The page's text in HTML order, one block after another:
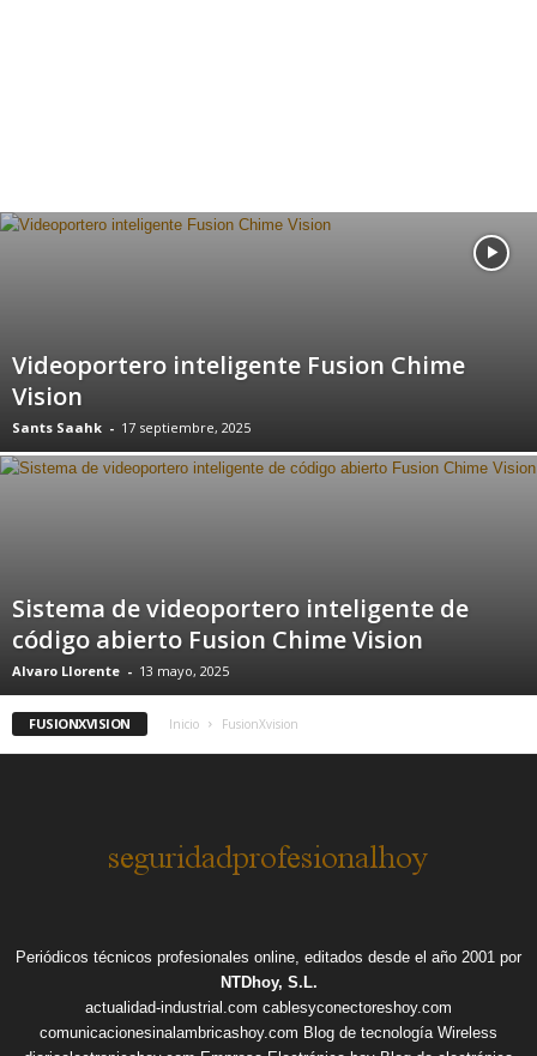
Videoportero inteligente Fusion Chime
Vision
Sants Saahk - 17 septiembre, 2025
Sistema de videoportero inteligente de
código abierto Fusion Chime Vision
Alvaro Llorente - 13 mayo, 2025
FUSIONXVISION Inicio FusionXvision
Periódicos técnicos profesionales online, editados desde el año 2001 por
NTDhoy, S.L.
actualidad-industrial.com cablesyconectoreshoy.com
comunicacionesinalambricashoy.com Blog de tecnología Wireless